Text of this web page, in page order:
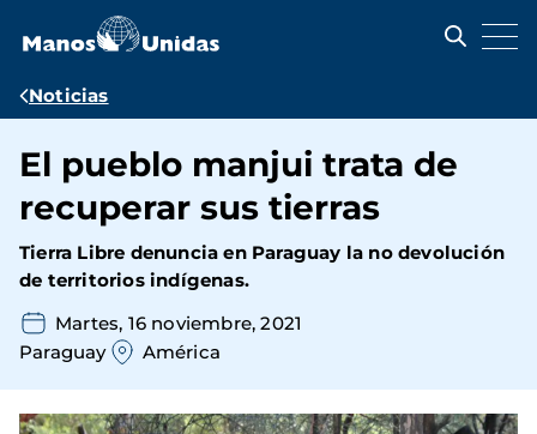
contenido
Ruta
navegación
Noticias
El pueblo manjui trata de
recuperar sus tierras
Tierra Libre denuncia en Paraguay la no devolución
de territorios indígenas.
Martes, 16 noviembre, 2021
Paraguay
América